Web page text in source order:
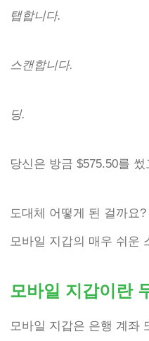
탭합니다.
스캔합니다.
딩.
당신은 방금 $575.50를
도대체 어떻게 된 걸까요
모바일 지갑의 매우 쉬운
모바일 지갑이란
모바일 지갑은 은행 계좌